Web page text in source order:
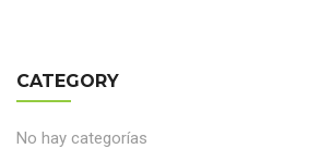
CATEGORY
No hay categorías